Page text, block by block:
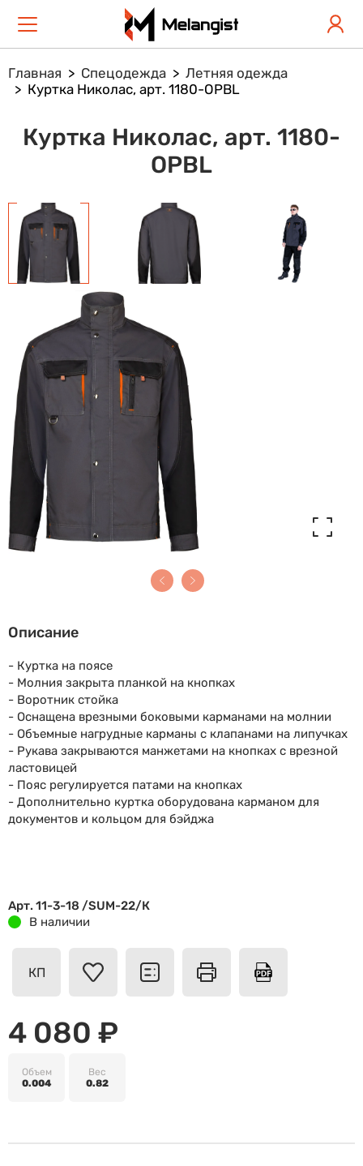
Главная Спецодежда
Летняя одежда
Куртка Николас, арт. 1180-OPBL
Куртка Николас, арт. 1180-
OPBL
Описание
- Куртка на поясе
- Молния закрыта планкой на кнопках
- Воротник стойка
- Оснащена врезными боковыми карманами на молнии
- Объемные нагрудные карманы с клапанами на липучках
- Рукава закрываются манжетами на кнопках с врезной
ластовицей
- Пояс регулируется патами на кнопках
- Дополнительно куртка оборудована карманом для
документов и кольцом для бэйджа
Арт. 11-3-18 /SUM-22/К
В наличии
КП
4 080 ₽
Объем
0.004
Вес
0.82